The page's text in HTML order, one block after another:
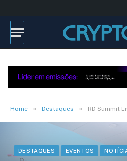
Home » Destaques » RD Summit Live Show leva o maior
DESTAQUES EVENTOS